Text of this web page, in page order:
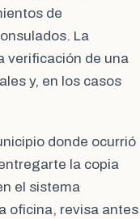
de
La
verificación de una
y, en los casos
donde ocurrió
la copia
el sistema
oficina, revisa antes